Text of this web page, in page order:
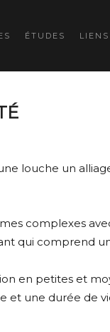
ÉTUDES LIENS
louche un
complexes
qui comprend
en petites et
et une durée de